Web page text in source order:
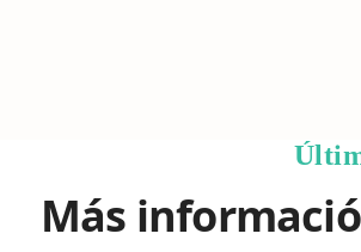
Más